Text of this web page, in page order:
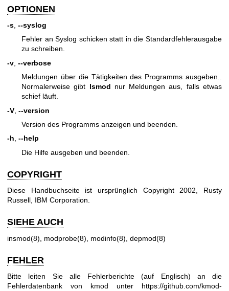
OPTIONEN
-s --syslog
Fehler an Syslog schicken statt in die Standardfehlerausgabe
zu schreiben.
-v --verbose
Meldungen über die Tätigkeiten des Programms ausgeben..
Normalerweise gibt lsmod nur Meldungen aus, falls etwas
schief läuft.
-V --version
Version des Programms anzeigen und beenden.
-h, --help
Die Hilfe ausgeben und beenden.
COPYRIGHT
Diese Handbuchseite ist ursprünglich Copyright 2002, Rusty
Russell, IBM Corporation.
SIEHE AUCH
insmod(8) modprobe(8) modinfo(8) depmod(8)
FEHLER
Bitte leiten Sie alle Fehlerberichte (auf Englisch) an die
Fehlerdatenbank von kmod unter https://github.com/kmod-